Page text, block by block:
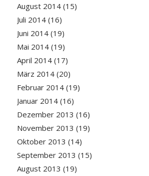
August 2014(15)
Juli 2014(16)
Juni 2014(19)
Mai 2014(19)
April 2014(17)
März 2014(20)
Februar 2014(19)
Januar 2014(16)
Dezember 2013 (16)
November 2013 (19)
Oktober 2013 (14)
September 2013 (15)
August 2013 (19)